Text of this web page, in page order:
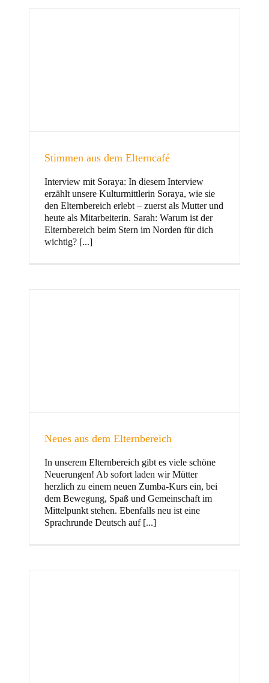
und Familie
Kinder
Stimmen aus dem Elterncafé
Interview mit Soraya: In diesem Interview
erzählt unsere Kulturmittlerin Soraya, wie sie
den Elternbereich erlebt – zuerst als Mutter und
heute als Mitarbeiterin. Sarah: Warum ist der
Elternbereich beim Stern im Norden für dich
wichtig? [...]
Neues aus dem Elternbereich
In unserem Elternbereich gibt es viele schöne
Neuerungen! Ab sofort laden wir Mütter
herzlich zu einem neuen Zumba-Kurs ein, bei
dem Bewegung, Spaß und Gemeinschaft im
Mittelpunkt stehen. Ebenfalls neu ist eine
Sprachrunde Deutsch auf [...]